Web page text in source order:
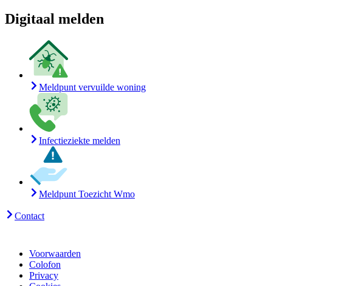
Digitaal melden
Meldpunt vervuilde woning
Infectieziekte melden
Meldpunt Toezicht Wmo
Contact
Voorwaarden
Colofon
Privacy